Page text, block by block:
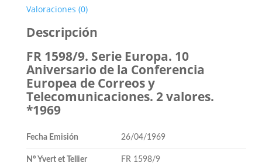
Valoraciones (0)
Descripción
FR 1598/9. Serie Europa. 10
Aniversario de la Conferencia
Europea de Correos y
Telecomunicaciones. 2 valores.
*1969
Fecha Emisión 26/04/1969
Nº Yvert et Tellier FR 1598/9